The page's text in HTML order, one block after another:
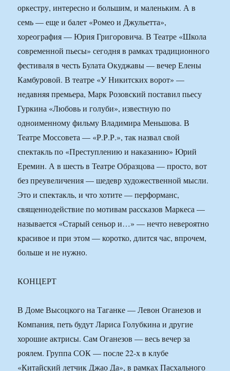
оркестру, интересно и большим, и маленьким. А в
семь — еще и балет «Ромео и Джульетта»,
хореография — Юрия Григоровича. В Театре «Школа
современной пьесы» сегодня в рамках традиционного
фестиваля в честь Булата Окуджавы — вечер Елены
Камбуровой. В театре «У Никитских ворот» —
недавняя премьера, Марк Розовский поставил пьесу
Гуркина «Любовь и голуби», известную по
одноименному фильму Владимира Меньшова. В
Театре Моссовета — «Р.Р.Р.», так назвал свой
спектакль по «Преступлению и наказанию» Юрий
Еремин. А в шесть в Театре Образцова — просто, вот
без преувеличения — шедевр художественной мысли.
Это и спектакль, и что хотите — перформанс,
священнодействие по мотивам рассказов Маркеса —
называется «Старый сеньор и…» — нечто невероятно
красивое и при этом — коротко, длится час, впрочем,
больше и не нужно.
КОНЦЕРТ
В Доме Высоцкого на Таганке — Левон Оганезов и
Компания, петь будут Лариса Голубкина и другие
хорошие актрисы. Сам Оганезов — весь вечер за
роялем. Группа СОК — после 22-х в клубе
«Китайский летчик Джао Да», в рамках Пасхального